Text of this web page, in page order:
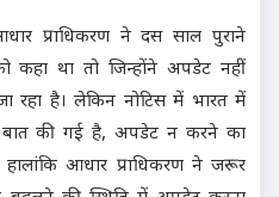
प्राधिकरण ने दस साल पुराने
कहा था तो जिन्होंने अपडेट नहीं
रहा है। लेकिन नोटिस में भारत में
बात की गई है, अपडेट न करने का
आधार प्राधिकरण ने जरूर